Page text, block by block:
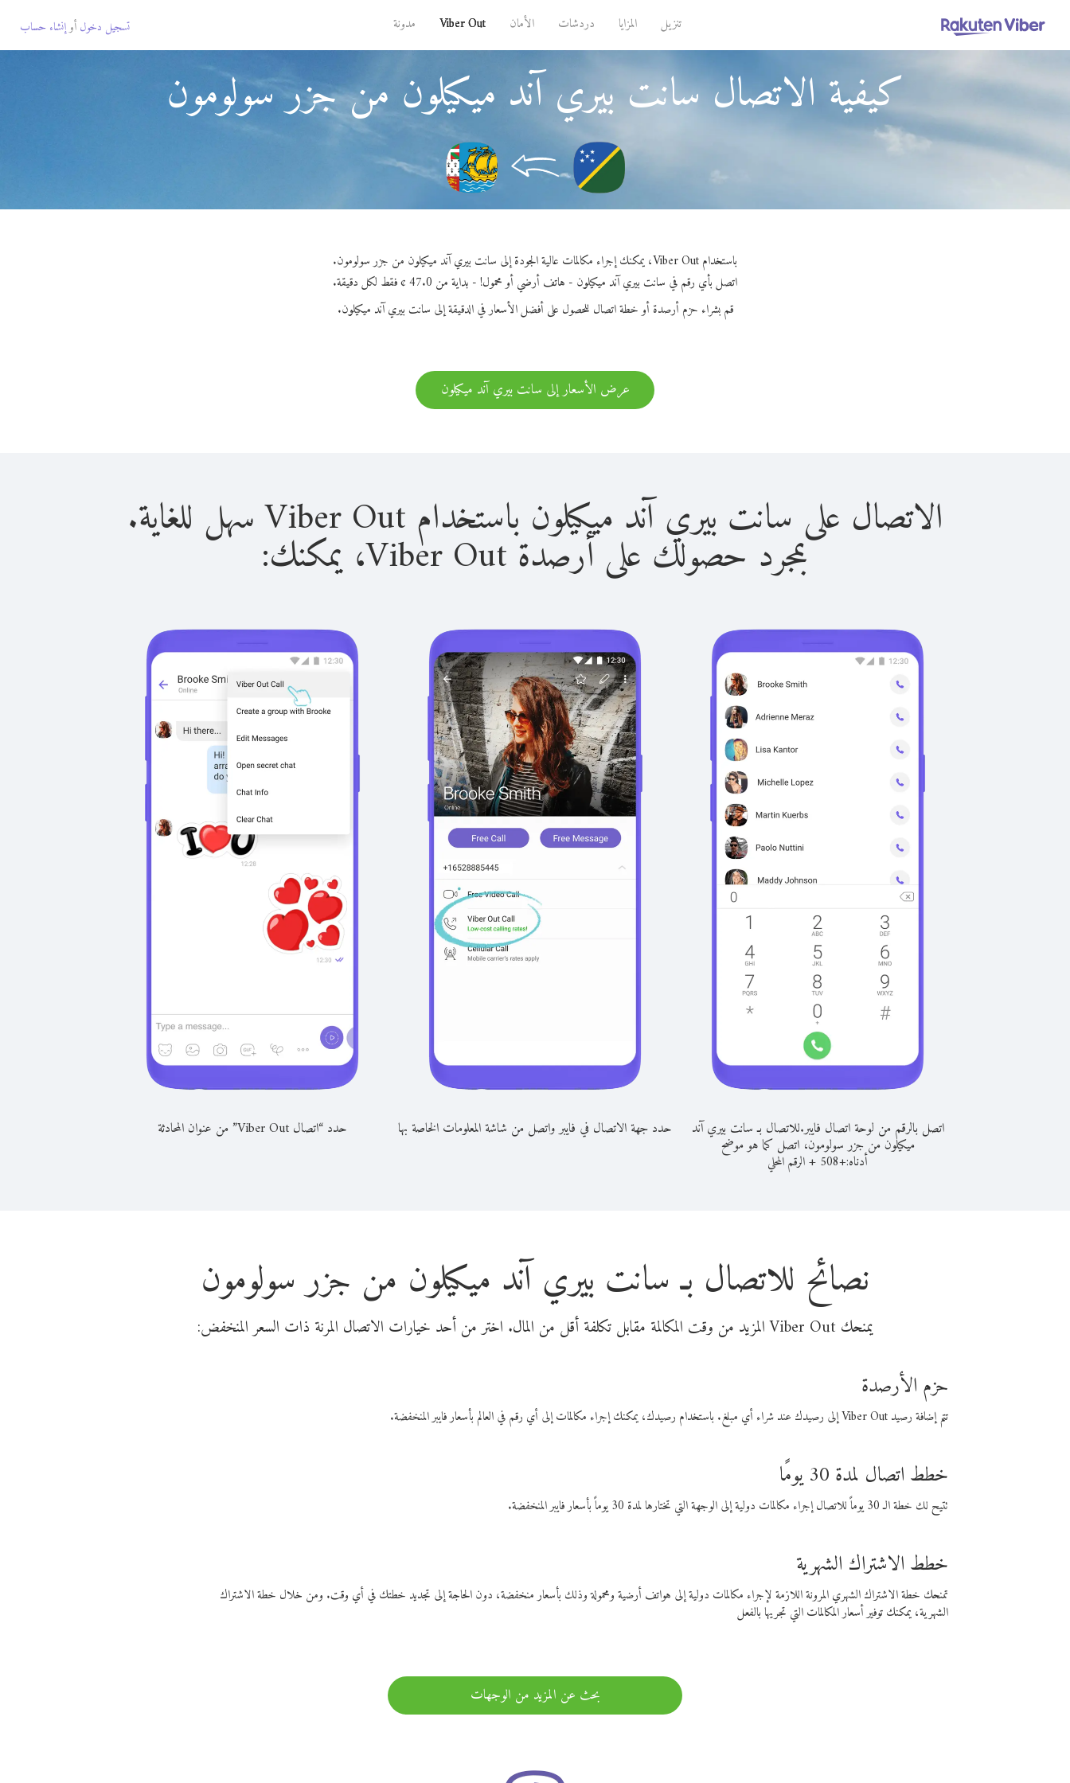
تنزيل المزايا دردشات الأمان Viber Out مدونة تسجيل دخول أوإنشاء حساب
كيفية الاتصال سانت بيري آند ميكيلون من جزر سولومون
باستخدام Viber Out، يمكنك إجراء مكالمات عالية الجودة إلى سانت بيري آند ميكيلون من جزر سولومون.
اتصل بأي رقم في سانت بيري آند ميكيلون - هاتف أرضي أو محمول! - بداية من 47.0 ¢ فقط لكل دقيقة.
قم بشراء حزم أرصدة أو خطة اتصال للحصول على أفضل الأسعار في الدقيقة إلى سانت بيري آند ميكيلون.
عرض الأسعار إلى سانت بيري آند ميكيلون
الاتصال على سانت بيري آند ميكيلون باستخدام Viber Out سهل للغاية.
بمجرد حصولك على أرصدة Viber Out، يمكنك:
اتصل بالرقم من لوحة اتصال فايبر.للاتصال بـ سانت بيري آند
ميكيلون من جزر سولومون، اتصل كما هو موضح
أدناه:+
508
+الرقم المحلي
حدد جهة الاتصال في فايبر واتصل من شاشة المعلومات الخاصة بها حدد “اتصال Viber Out” من عنوان المحادثة
نصائح للاتصال بـ سانت بيري آند ميكيلون من جزر سولومون
يمنحك Viber Out المزيد من وقت المكالمة مقابل تكلفة أقل من المال. اختر من أحد خيارات الاتصال المرنة ذات السعر المنخفض:
حزم الأرصدة
تتم إضافة رصيد Viber Out إلى رصيدك عند شراء أي مبلغ. باستخدام رصيدك، يمكنك إجراء مكالمات إلى أي رقم في العالم بأسعار فايبر المنخفضة.
خطط اتصال لمدة 30 يومًا
تتيح لك خطة الـ 30 يوماً للاتصال إجراء مكالمات دولية إلى الوجهة التي تختارها لمدة 30 يوماً بأسعار فايبر المنخفضة.
خطط الاشتراك الشهرية
تمنحك خطة الاشتراك الشهري المرونة اللازمة لإجراء مكالمات دولية إلى هواتف أرضية ومحمولة وذلك بأسعار منخفضة، دون الحاجة إلى تجديد خطتك في أي وقت. ومن خلال خطة الاشتراك
الشهرية، يمكنك توفير أسعار المكالمات التي تجريها بالفعل
بحث عن المزيد من الوجهات